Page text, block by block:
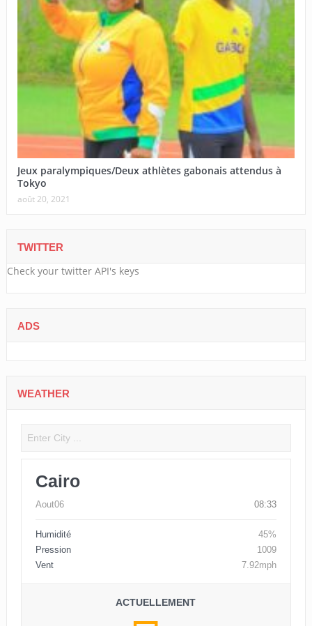
Jeux paralympiques/Deux athlètes gabonais attendus à
Tokyo
août 20, 2021
TWITTER
Check your twitter API's keys
ADS
WEATHER
Cairo
Aout06 08:33
Humidité
45%
Pression
1009
Vent
7.92mph
ACTUELLEMENT